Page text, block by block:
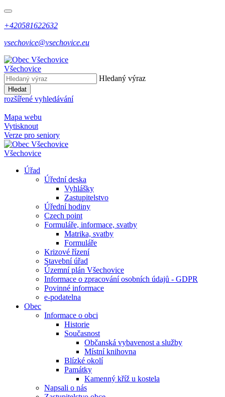
+420581622632
vsechovice@vsechovice.eu
Všechovice
Hledaný výraz
Hledat
rozšířené vyhledávání
Mapa webu
Vytisknout
Verze pro seniory
Všechovice
Úřad
Úřední deska
Vyhlášky
Zastupitelstvo
Úřední hodiny
Czech point
Formuláře, informace, svatby
Matrika, svatby
Formuláře
Krizové řízení
Stavební úřad
Územní plán Všechovice
Informace o zpracování osobních údajů - GDPR
Povinné informace
e-podatelna
Obec
Informace o obci
Historie
Současnost
Občanská vybavenost a služby
Místní knihovna
Blízké okolí
Památky
Kamenný kříž u kostela
Napsali o nás